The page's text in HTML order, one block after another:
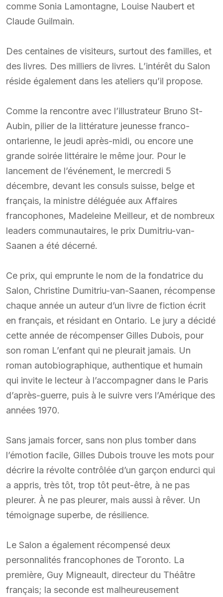
comme Sonia Lamontagne, Louise Naubert et
Claude Guilmain.
Des centaines de visiteurs, surtout des familles, et
des livres. Des milliers de livres. L’intérêt du Salon
réside également dans les ateliers qu’il propose.
Comme la rencontre avec l’illustrateur Bruno St-
Aubin, pilier de la littérature jeunesse franco-
ontarienne, le jeudi après-midi, ou encore une
grande soirée littéraire le même jour. Pour le
lancement de l’événement, le mercredi 5
décembre, devant les consuls suisse, belge et
français, la ministre déléguée aux Affaires
francophones, Madeleine Meilleur, et de nombreux
leaders communautaires, le prix Dumitriu-van-
Saanen a été décerné.
Ce prix, qui emprunte le nom de la fondatrice du
Salon, Christine Dumitriu-van-Saanen, récompense
chaque année un auteur d’un livre de fiction écrit
en français, et résidant en Ontario. Le jury a décidé
cette année de récompenser Gilles Dubois, pour
son roman L’enfant qui ne pleurait jamais. Un
roman autobiographique, authentique et humain
qui invite le lecteur à l’accompagner dans le Paris
d’après-guerre, puis à le suivre vers l’Amérique des
années 1970.
Sans jamais forcer, sans non plus tomber dans
l’émotion facile, Gilles Dubois trouve les mots pour
décrire la révolte contrôlée d’un garçon endurci qui
a appris, très tôt, trop tôt peut-être, à ne pas
pleurer. À ne pas pleurer, mais aussi à rêver. Un
témoignage superbe, de résilience.
Le Salon a également récompensé deux
personnalités francophones de Toronto. La
première, Guy Migneault, directeur du Théâtre
français; la seconde est malheureusement